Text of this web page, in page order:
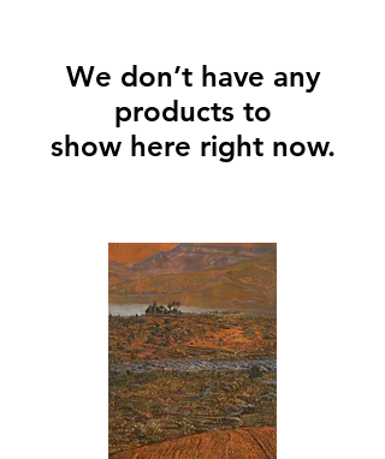
We don’t have any
products to
show here right now.